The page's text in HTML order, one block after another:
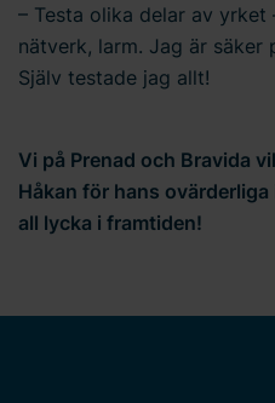
– Testa olika delar av yrket
nätverk, larm. Jag är
Själv testade jag allt!
Vi på Prenad och Bravida
Håkan för hans
all lycka i framtiden!